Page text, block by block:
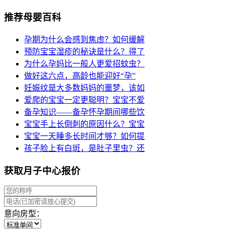
推荐母婴百科
孕期为什么会感到焦虑？如何缓解
预防宝宝湿疹的秘诀是什么？得了
为什么孕妈比一般人更爱招蚊虫？
做好这六点，高龄也能迎好“孕”
妊娠纹是大多数妈妈的噩梦，该如
爱爬的宝宝一定更聪明？宝宝不爱
备孕知识——备孕怀孕期间哪些饮
宝宝手上长倒刺的原因什么？宝宝
宝宝一天睡多长时间才够？如何提
孩子脸上有白斑，是肚子里虫？还
获取月子中心报价
意向房型：